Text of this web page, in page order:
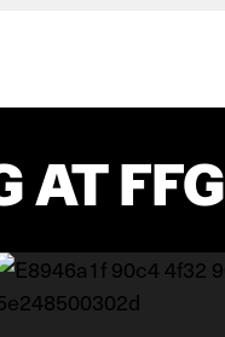
AT FFG